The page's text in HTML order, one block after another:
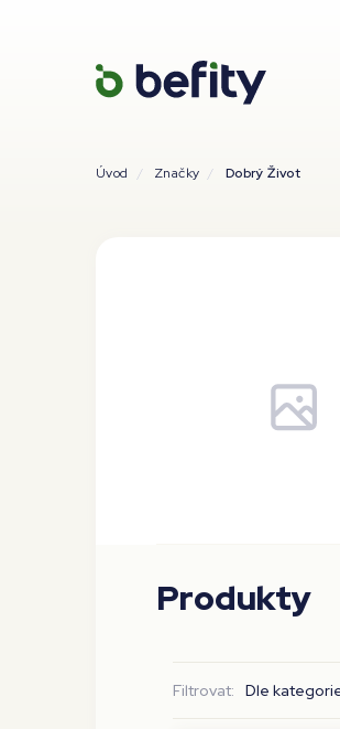
Úvod Značky Dobrý Život
Produkty
Filtrovat: Dle